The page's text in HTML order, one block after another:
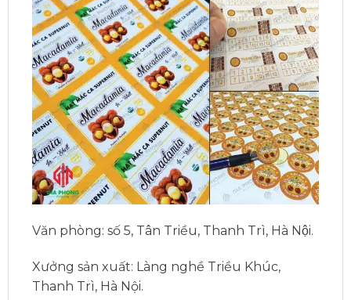
Văn phòng: số 5, Tân Triều, Thanh Trì, Hà Nội.
Xưởng sản xuất: Làng nghề Triều Khúc,
Thanh Trì, Hà Nội.